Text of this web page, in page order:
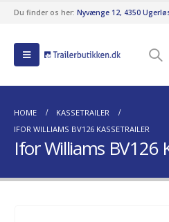
Du finder os her: Nyvænge 12, 4350
HOME
KASSETRAILER
IFOR WILLIAMS BV126 KASSETRAILER
Ifor Williams BV126